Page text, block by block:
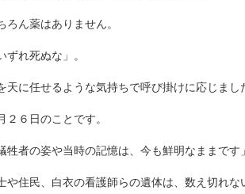
ろん薬はありません。
ずれ死ぬな」。
天に任せるような気持ちで呼び掛けに応じまし
２６日のことです。
牲者の姿や当時の記憶は、今も鮮明なままで
や住民、白衣の看護師らの遺体は、数え切れ